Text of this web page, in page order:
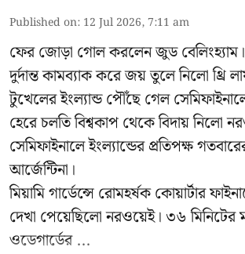
Published on: 12 Jul 2026, 7:11 am
ফের জোড়া গোল করলেন জুড
দুর্দান্ত কামব্যাক করে জয় তুলে নিলো থ্রি
টুখেলের ইংল্যান্ড পৌঁছে গেল
হেরে চলতি বিশ্বকাপ থেকে বিদায় নিলো
সেমিফাইনালে ইংল্যান্ডের প্রতিপক্ষ
আর্জেন্টিনা।
মিয়ামি গার্ডেন্সে রোমহর্ষক কোয়ার্টার
দেখা পেয়েছিলো নরওয়েই। ৩৬ মিনিটের
ওডেগার্ডের ...